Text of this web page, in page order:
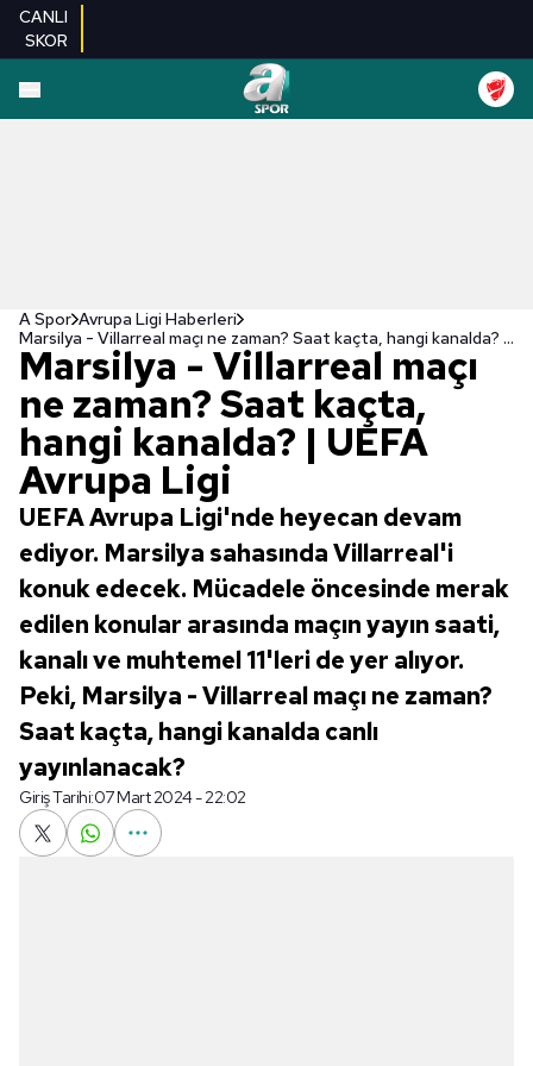
CANLI
SKOR
A Spor Avrupa Ligi Haberleri
Marsilya - Villarreal maçı ne zaman? Saat kaçta, hangi kanalda? | UEFA Avrupa Ligi
Marsilya - Villarreal maçı
ne zaman? Saat kaçta,
hangi kanalda? | UEFA
Avrupa Ligi
UEFA Avrupa Ligi'nde heyecan devam
ediyor. Marsilya sahasında Villarreal'i
konuk edecek. Mücadele öncesinde merak
edilen konular arasında maçın yayın saati,
kanalı ve muhtemel 11'leri de yer alıyor.
Peki, Marsilya - Villarreal maçı ne zaman?
Saat kaçta, hangi kanalda canlı
yayınlanacak?
Giriş Tarihi:07 Mart 2024 - 22:02